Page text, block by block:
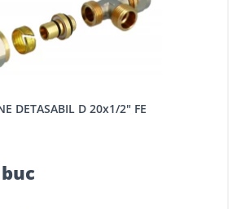
DETASABIL D 20x1/2" FE